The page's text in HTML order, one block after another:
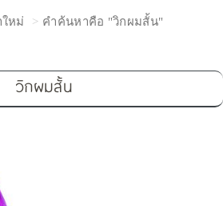
หม่ คำค้นหาคือ "วิกผมสั้น"
วิกผมสั้น